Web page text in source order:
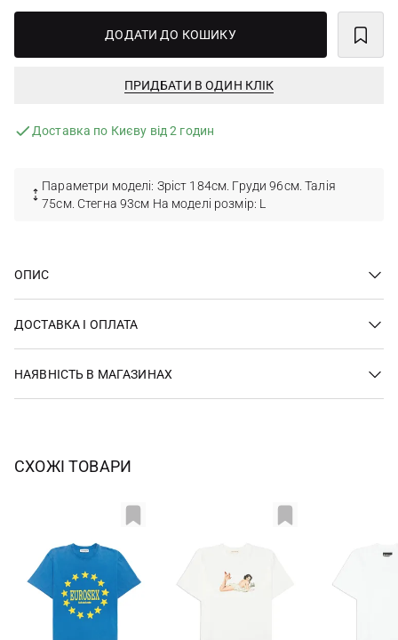
ДОДАТИ ДО КОШИКУ
ПРИДБАТИ В ОДИН КЛІК
Доставка по Києву від 2 годин
Параметри моделі: Зріст 184см. Груди 96см. Талія
75см. Стегна 93см На моделі розмір: L
ОПИС
ДОСТАВКА І ОПЛАТА
НАЯВНІСТЬ В МАГАЗИНАХ
СХОЖІ ТОВАРИ